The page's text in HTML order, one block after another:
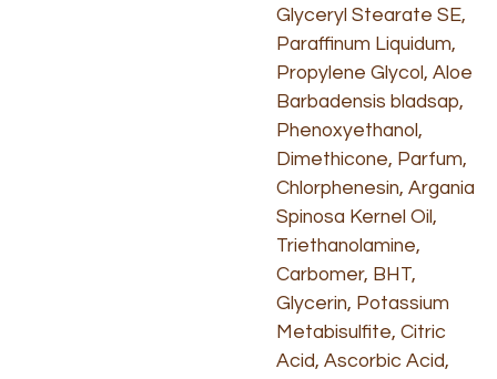
Glyceryl Stearate SE,
Paraffinum Liquidum,
Propylene Glycol, Aloe
Barbadensis bladsap,
Phenoxyethanol,
Dimethicone, Parfum,
Chlorphenesin, Argania
Spinosa Kernel Oil,
Triethanolamine,
Carbomer, BHT,
Glycerin, Potassium
Metabisulfite, Citric
Acid, Ascorbic Acid,